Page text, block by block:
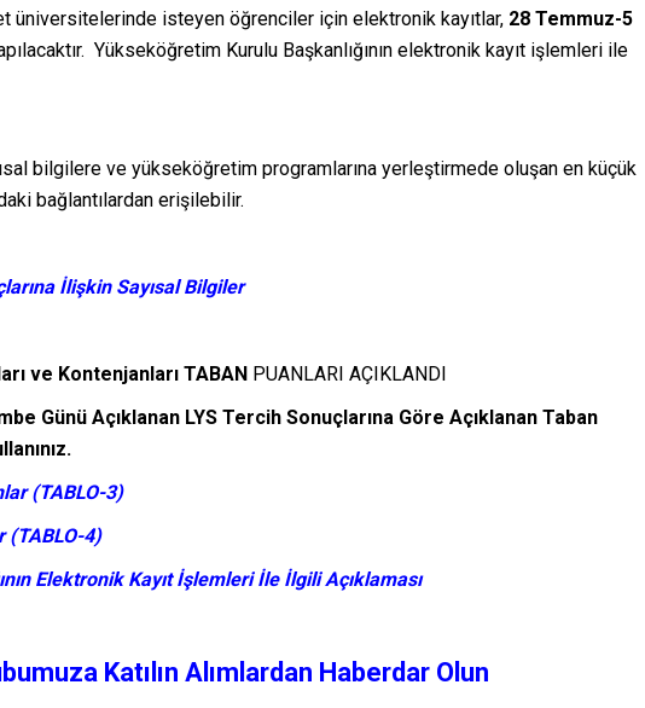
üniversitelerinde isteyen öğrenciler için elektronik kayıtlar, 28 Temmuz-5
Yükseköğretim Kurulu Başkanlığının elektronik kayıt işlemleri ile
bilgilere ve yükseköğretim programlarına yerleştirmede oluşan en küçük
bağlantılardan erişilebilir.
İlişkin Sayısal Bilgiler
ve Kontenjanları TABAN PUANLARI AÇIKLANDI
Günü Açıklanan LYS Tercih Sonuçlarına Göre Açıklanan Taban
(TABLO-3)
(TABLO-4)
Elektronik Kayıt İşlemleri İle İlgili Açıklaması
Katılın Alımlardan Haberdar Olun